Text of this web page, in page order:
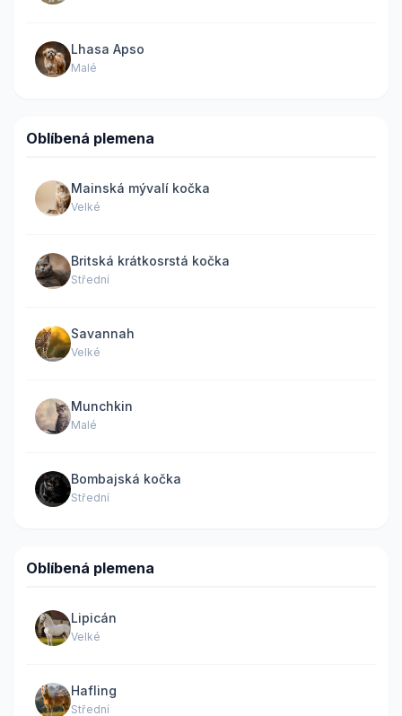
Lhasa Apso
Malé
Oblíbená plemena
Mainská mývalí kočka
Velké
Britská krátkosrstá kočka
Střední
Savannah
Velké
Munchkin
Malé
Bombajská kočka
Střední
Oblíbená plemena
Lipicán
Velké
Hafling
Střední